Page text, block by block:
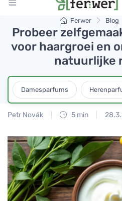
Ferwer Blog
Probeer
voor haargroei en
natuurlijke
Damesparfums
Petr Novák 5 min